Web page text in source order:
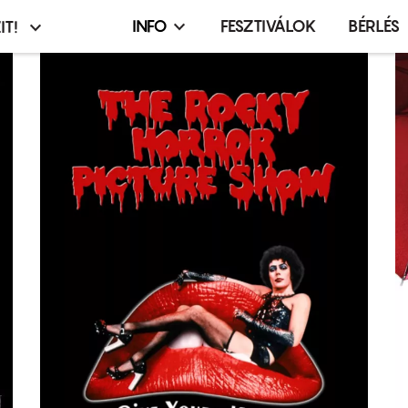
Infó,
terembérlés
menü
INFO FESZTIVÁLOK BÉRLÉS